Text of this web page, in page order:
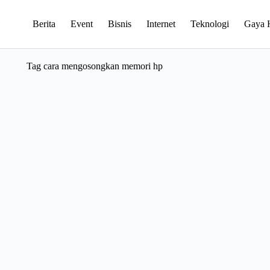
Berita Event Bisnis Internet Teknologi Gaya
Tagcara mengosongkan memori hp